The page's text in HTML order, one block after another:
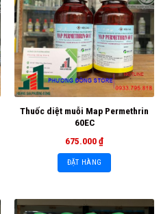
Thuốc diệt muỗi Map Permethrin
60EC
675.000₫
ĐẶT HÀNG